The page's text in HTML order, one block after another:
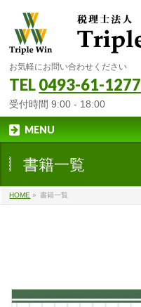
お気軽にお問い合わせください
TEL0493-61-1277
受付時間 9:00 - 18:00
MENU
書籍一覧
HOME » 書籍一覧